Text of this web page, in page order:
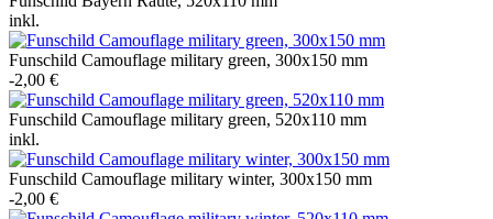
inkl.
Funschild Camouflage military green, 300x150 mm
-2,00 €
Funschild Camouflage military green, 520x110 mm
inkl.
Funschild Camouflage military winter, 300x150 mm
-2,00 €